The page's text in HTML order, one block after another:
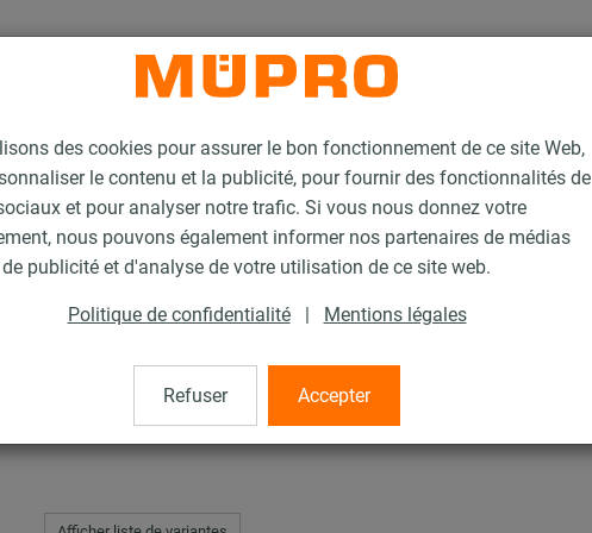
des cookies pour assurer le bon fonctionnement de ce site Web,
le contenu et la publicité, pour fournir des fonctionnalités de
et pour analyser notre trafic. Si vous nous donnez votre
nous pouvons également informer nos partenaires de médias
publicité et d'analyse de votre utilisation de ce site web.
Politique de confidentialité | Mentions légales
Refuser Accepter
Equerre d'écartement